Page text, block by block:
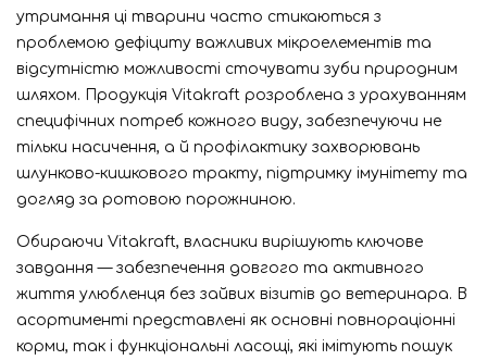
утримання ці тварини часто стикаються з
проблемою дефіциту важливих мікроелементів та
відсутністю можливості сточувати зуби природним
шляхом. Продукція Vitakraft розроблена з урахуванням
специфічних потреб кожного виду, забезпечуючи не
тільки насичення, а й профілактику захворювань
шлунково-кишкового тракту, підтримку імунітету та
догляд за ротовою порожниною.
Обираючи Vitakraft, власники вирішують ключове
завдання — забезпечення довгого та активного
життя улюбленця без зайвих візитів до ветеринара. В
асортименті представлені як основні повнораціонні
корми, так і функціональні ласощі, які імітують пошук